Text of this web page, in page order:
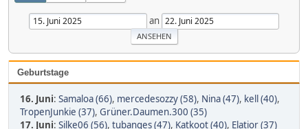
an
Geburtstage
16. Juni: Samaloa (66), mercedesozzy (58), Nina (47), kell (40),
TropenJunkie (37), Grüner.Daumen.300 (35)
17. Juni: Silke06 (56), tubanges (47), Katkoot (40), Elatior (37)